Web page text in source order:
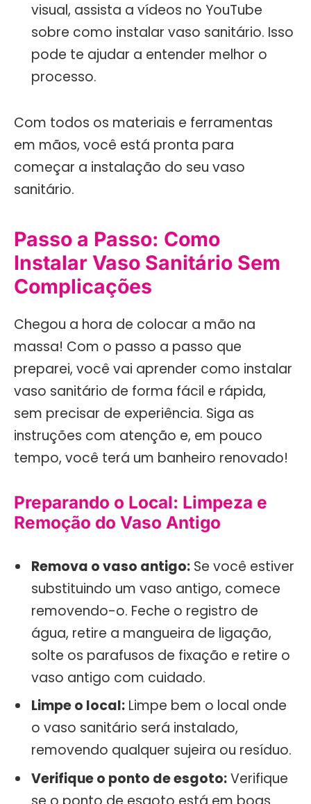
visual, assista a vídeos no YouTube
sobre como instalar vaso sanitário. Isso
pode te ajudar a entender melhor o
processo.
Com todos os materiais e ferramentas
em mãos, você está pronta para
começar a instalação do seu vaso
sanitário.
Passo a Passo: Como
Instalar Vaso Sanitário Sem
Complicações
Chegou a hora de colocar a mão na
massa! Com o passo a passo que
preparei, você vai aprender como instalar
vaso sanitário de forma fácil e rápida,
sem precisar de experiência. Siga as
instruções com atenção e, em pouco
tempo, você terá um banheiro renovado!
Preparando o Local: Limpeza e
Remoção do Vaso Antigo
Remova o vaso antigo: Se você estiver
substituindo um vaso antigo, comece
removendo-o. Feche o registro de
água, retire a mangueira de ligação,
solte os parafusos de fixação e retire o
vaso antigo com cuidado.
Limpe o local: Limpe bem o local onde
o vaso sanitário será instalado,
removendo qualquer sujeira ou resíduo.
Verifique o ponto de esgoto:Verifique